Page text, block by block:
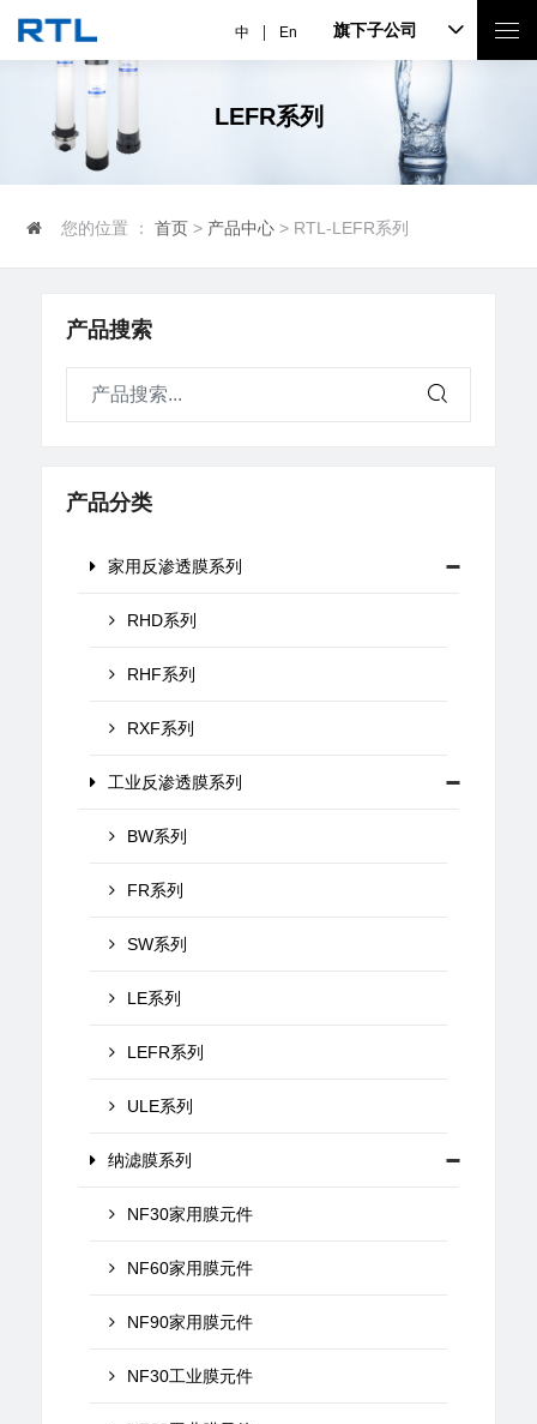
中 En 旗下子公司
LEFR系列
您的位置 ：首页 > 产品中心 > RTL-LEFR系列
产品搜索
产品分类
家用反渗透膜系列
RHD系列
RHF系列
RXF系列
工业反渗透膜系列
BW系列
FR系列
SW系列
LE系列
LEFR系列
ULE系列
纳滤膜系列
NF30家用膜元件
NF60家用膜元件
NF90家用膜元件
NF30工业膜元件